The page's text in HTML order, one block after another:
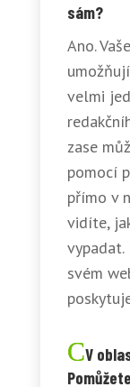
sám?
Ano.
velmi
zase
pomocí
přímo v
vidíte,
vypadat.
svém
V